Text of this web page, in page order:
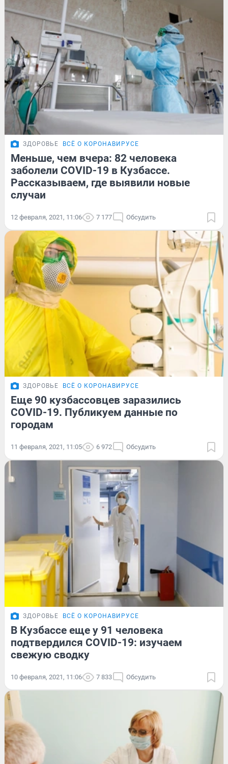
ЗДОРОВЬЕ ВСЁ О КОРОНАВИРУСЕ
Меньше, чем вчера: 82 человека
заболели COVID-19 в Кузбассе.
Рассказываем, где выявили новые
случаи
12 февраля, 2021, 11:06 7 177 Обсудить
ЗДОРОВЬЕ ВСЁ О КОРОНАВИРУСЕ
Еще 90 кузбассовцев заразились
COVID-19. Публикуем данные по
городам
11 февраля, 2021, 11:05 6 972 Обсудить
ЗДОРОВЬЕ ВСЁ О КОРОНАВИРУСЕ
В Кузбассе еще у 91 человека
подтвердился COVID-19: изучаем
свежую сводку
10 февраля, 2021, 11:06 7 833 Обсудить